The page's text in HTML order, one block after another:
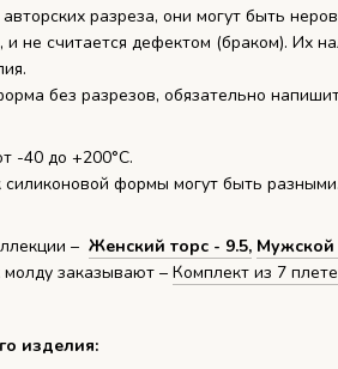
разреза, они могут быть
не считается дефектом (браком). Их
без разрезов, обязательно
-40 до +200°С.
формы могут быть
– Женский торс - 9.5, Мужской
заказывают – Комплект из 7
изделия: